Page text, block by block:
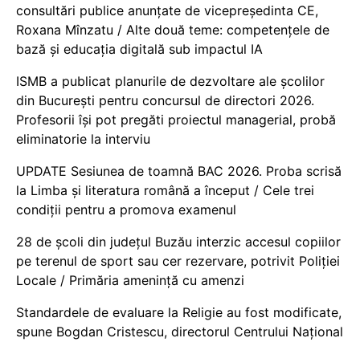
consultări publice anunțate de vicepreședinta CE,
Roxana Mînzatu / Alte două teme: competențele de
bază și educația digitală sub impactul IA
ISMB a publicat planurile de dezvoltare ale școlilor
din București pentru concursul de directori 2026.
Profesorii își pot pregăti proiectul managerial, probă
eliminatorie la interviu
UPDATE Sesiunea de toamnă BAC 2026. Proba scrisă
la Limba și literatura română a început / Cele trei
condiții pentru a promova examenul
28 de școli din județul Buzău interzic accesul copiilor
pe terenul de sport sau cer rezervare, potrivit Poliției
Locale / Primăria amenință cu amenzi
Standardele de evaluare la Religie au fost modificate,
spune Bogdan Cristescu, directorul Centrului Național